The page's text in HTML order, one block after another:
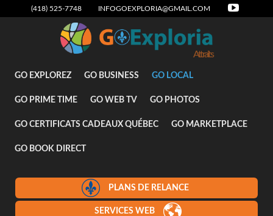
(418) 525-7748 INFOGOEXPLORIA@GMAIL.COM
Attraits
GO EXPLOREZ GO BUSINESS GO LOCAL
GO PRIME TIME GO WEB TV GO PHOTOS
GO CERTIFICATS CADEAUX QUÉBEC GO MARKETPLACE
GO BOOK DIRECT
PLANS DE RELANCE
SERVICES WEB